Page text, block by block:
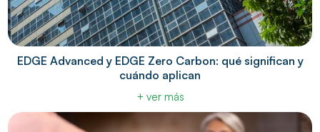
EDGE Advanced y EDGE Zero Carbon: qué significan y
cuándo aplican
+ ver más